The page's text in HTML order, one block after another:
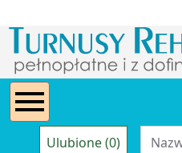
Ulubione (0)